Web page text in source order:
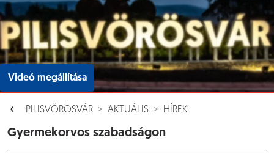
Videó megállítása
PILISVÖRÖSVÁR AKTUÁLIS HÍREK
Gyermekorvos szabadságon
Dokumentumok [
Aloldalak []